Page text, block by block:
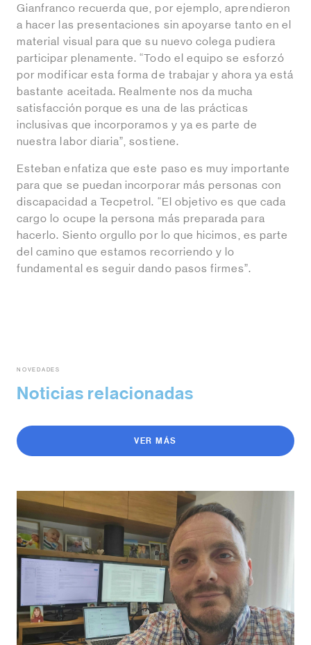
Gianfranco recuerda que, por ejemplo, aprendieron
a hacer las presentaciones sin apoyarse tanto en el
material visual para que su nuevo colega pudiera
participar plenamente. “Todo el equipo se esforzó
por modificar esta forma de trabajar y ahora ya está
bastante aceitada. Realmente nos da mucha
satisfacción porque es una de las prácticas
inclusivas que incorporamos y ya es parte de
nuestra labor diaria”, sostiene.
Esteban enfatiza que este paso es muy importante
para que se puedan incorporar más personas con
discapacidad a Tecpetrol. “El objetivo es que cada
cargo lo ocupe la persona más preparada para
hacerlo. Siento orgullo por lo que hicimos, es parte
del camino que estamos recorriendo y lo
fundamental es seguir dando pasos firmes”.
NOVEDADES
Noticias relacionadas
VER MÁS